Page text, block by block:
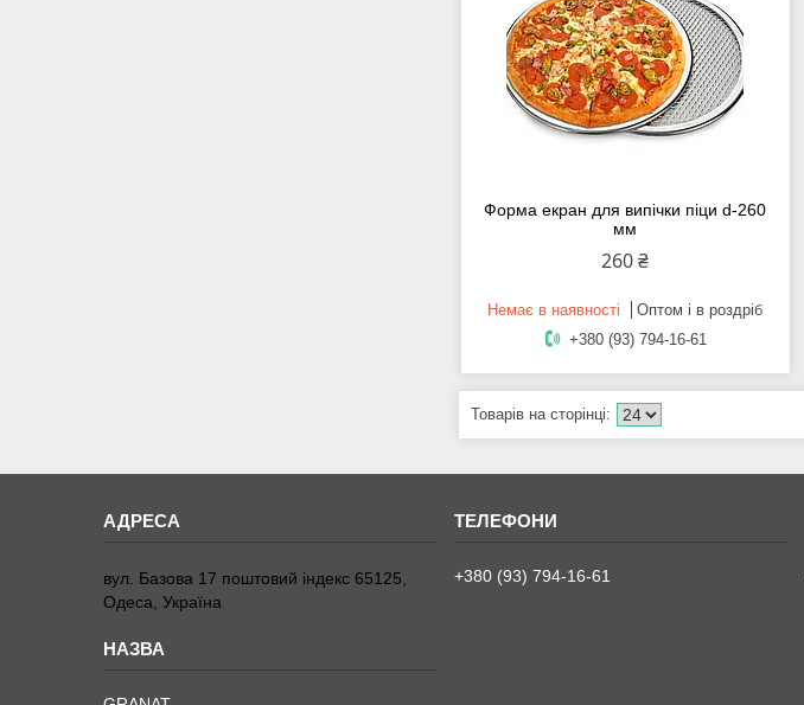
Форма екран для випічки піци d-260
мм
260 ₴
Немає в наявності
Оптом і в роздріб
+380 (93) 794-16-61
вул. Базова 17 поштовий індекс 65125,
Одеса, Україна
+380 (93) 794-16-61